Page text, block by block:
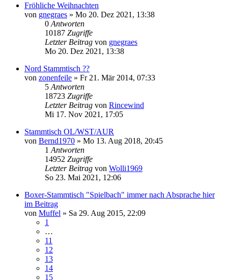
Fröhliche Weihnachten
von gnegraes » Mo 20. Dez 2021, 13:38
0 Antworten
10187 Zugriffe
Letzter Beitrag von gnegraes
Mo 20. Dez 2021, 13:38
Nord Stammtisch ??
von zonenfeile » Fr 21. Mär 2014, 07:33
5 Antworten
18723 Zugriffe
Letzter Beitrag von Rincewind
Mi 17. Nov 2021, 17:05
Stammtisch OL/WST/AUR
von Bernd1970 » Mo 13. Aug 2018, 20:45
1 Antworten
14952 Zugriffe
Letzter Beitrag von Wolli1969
So 23. Mai 2021, 12:06
Boxer-Stammtisch "Spielbach" immer nach Absprache hier
im Beitrag
von Muffel » Sa 29. Aug 2015, 22:09
1
…
11
12
13
14
15